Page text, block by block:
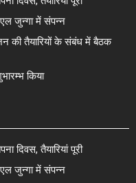
जुन्गा में संपन्न
की तैयारियों के संबंध में बैठक
किया
दिवस, तैयारियां पूरी
जुन्गा में संपन्न